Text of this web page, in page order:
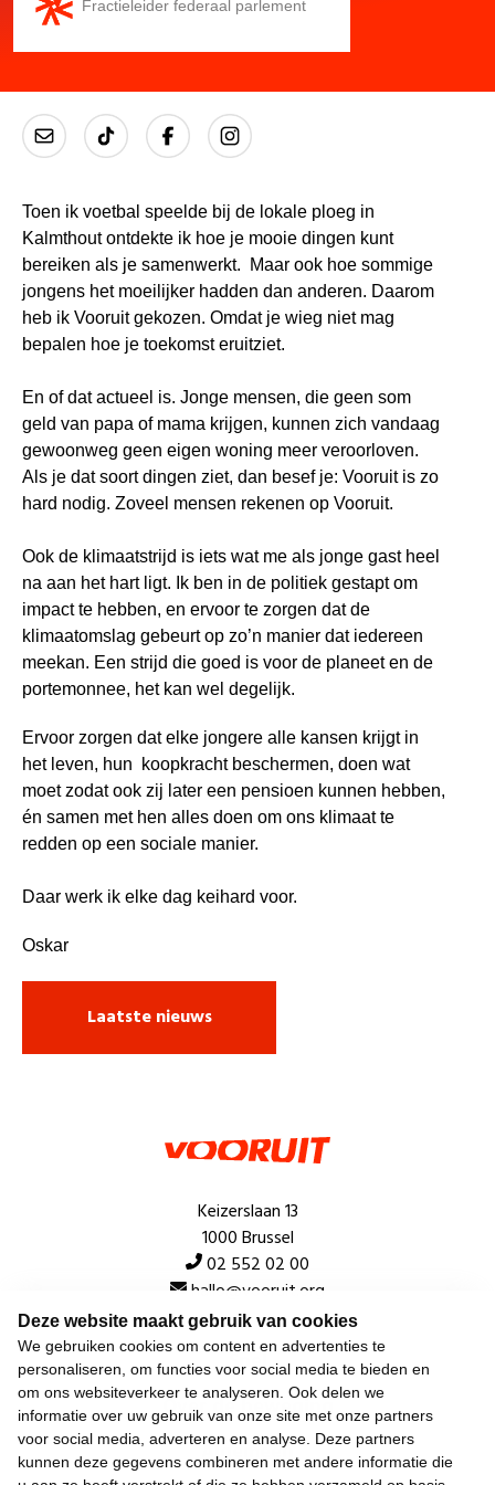
Deze website maakt gebruik van cookies
We gebruiken cookies om content en advertenties te
personaliseren, om functies voor social media te bieden en
om ons websiteverkeer te analyseren. Ook delen we
informatie over uw gebruik van onze site met onze partners
voor social media, adverteren en analyse. Deze partners
kunnen deze gegevens combineren met andere informatie die
Fractieleider federaal parlement
Toen ik voetbal speelde bij de lokale ploeg in
Kalmthout ontdekte ik hoe je mooie dingen kunt
bereiken als je samenwerkt. Maar ook hoe sommige
jongens het moeilijker hadden dan anderen. Daarom
heb ik Vooruit gekozen. Omdat je wieg niet mag
bepalen hoe je toekomst eruitziet.
En of dat actueel is. Jonge mensen, die geen som
geld van papa of mama krijgen, kunnen zich vandaag
gewoonweg geen eigen woning meer veroorloven.
Als je dat soort dingen ziet, dan besef je: Vooruit is zo
hard nodig. Zoveel mensen rekenen op Vooruit.
Ook de klimaatstrijd is iets wat me als jonge gast heel
na aan het hart ligt. Ik ben in de politiek gestapt om
impact te hebben, en ervoor te zorgen dat de
klimaatomslag gebeurt op zo’n manier dat iedereen
meekan. Een strijd die goed is voor de planeet en de
portemonnee, het kan wel degelijk.
Ervoor zorgen dat elke jongere alle kansen krijgt in
het leven, hun koopkracht beschermen, doen wat
moet zodat ook zij later een pensioen kunnen hebben,
én samen met hen alles doen om ons klimaat te
redden op een sociale manier.
Daar werk ik elke dag keihard voor.
Oskar
Laatste nieuws
Keizerslaan 13
1000 Brussel
02 552 02 00
hallo@vooruit.org
Snel
Over de beweging
Algemeen